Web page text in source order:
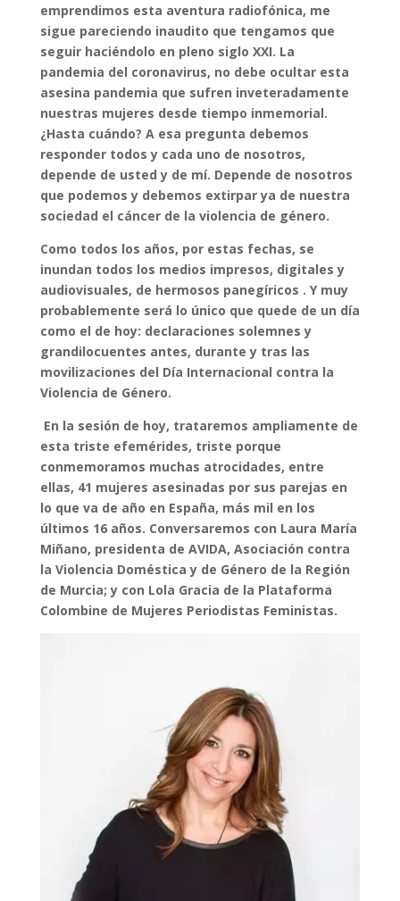
emprendimos esta aventura radiofónica, me
sigue pareciendo inaudito que tengamos que
seguir haciéndolo en pleno siglo XXI. La
pandemia del coronavirus, no debe ocultar esta
asesina pandemia que sufren inveteradamente
nuestras mujeres desde tiempo inmemorial.
¿Hasta cuándo? A esa pregunta debemos
responder todos y cada uno de nosotros,
depende de usted y de mí. Depende de nosotros
que podemos y debemos extirpar ya de nuestra
sociedad el cáncer de la violencia de género.
Como todos los años, por estas fechas, se
inundan todos los medios impresos, digitales y
audiovisuales, de hermosos panegíricos . Y muy
probablemente será lo único que quede de un día
como el de hoy: declaraciones solemnes y
grandilocuentes antes, durante y tras las
movilizaciones del Día Internacional contra la
Violencia de Género.
En la sesión de hoy, trataremos ampliamente de
esta triste efemérides, triste porque
conmemoramos muchas atrocidades, entre
ellas, 41 mujeres asesinadas por sus parejas en
lo que va de año en España, más mil en los
últimos 16 años. Conversaremos con Laura María
Miñano, presidenta de AVIDA, Asociación contra
la Violencia Doméstica y de Género de la Región
de Murcia; y con Lola Gracia de la Plataforma
Colombine de Mujeres Periodistas Feministas.